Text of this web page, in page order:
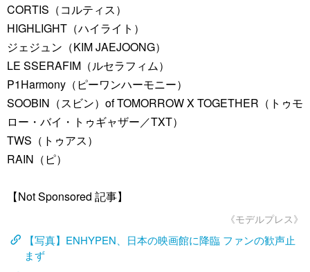
CORTIS（コルティス）
HIGHLIGHT（ハイライト）
ジェジュン（KIM JAEJOONG）
LE SSERAFIM（ルセラフィム）
P1Harmony（ピーワンハーモニー）
SOOBIN（スビン）of TOMORROW X TOGETHER（トゥモ
ロー・バイ・トゥギャザー／TXT）
TWS（トゥアス）
RAIN（ピ）
【Not Sponsored 記事】
《モデルプレス》
【写真】ENHYPEN、日本の映画館に降臨 ファンの歓声止
まず